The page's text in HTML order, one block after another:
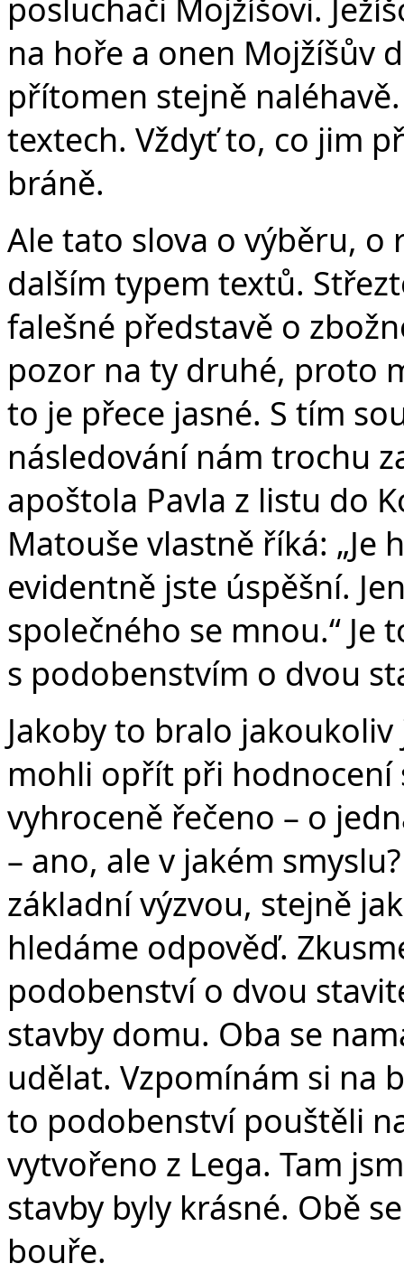
posluchači Mojžíšovi.
na hoře a onen Mojžíšův
přítomen stejně
textech. Vždyť to, co jim
bráně.
Ale tato slova o výběru,
dalším typem textů.
falešné představě o
pozor na ty druhé, proto
to je přece jasné. S tím
následování nám trochu
apoštola Pavla z listu do
Matouše vlastně říká: „Je
evidentně jste úspěšní.
společného se mnou.“ Je
s podobenstvím o dvou
Jakoby to bralo
mohli opřít při hodnocení
vyhroceně řečeno – o
– ano, ale v jakém
základní výzvou, stejně
hledáme odpověď.
podobenství o dvou
stavby domu. Oba se
udělat. Vzpomínám si na
to podobenství pouštěli
vytvořeno z Lega. Tam
stavby byly krásné. Obě
bouře.